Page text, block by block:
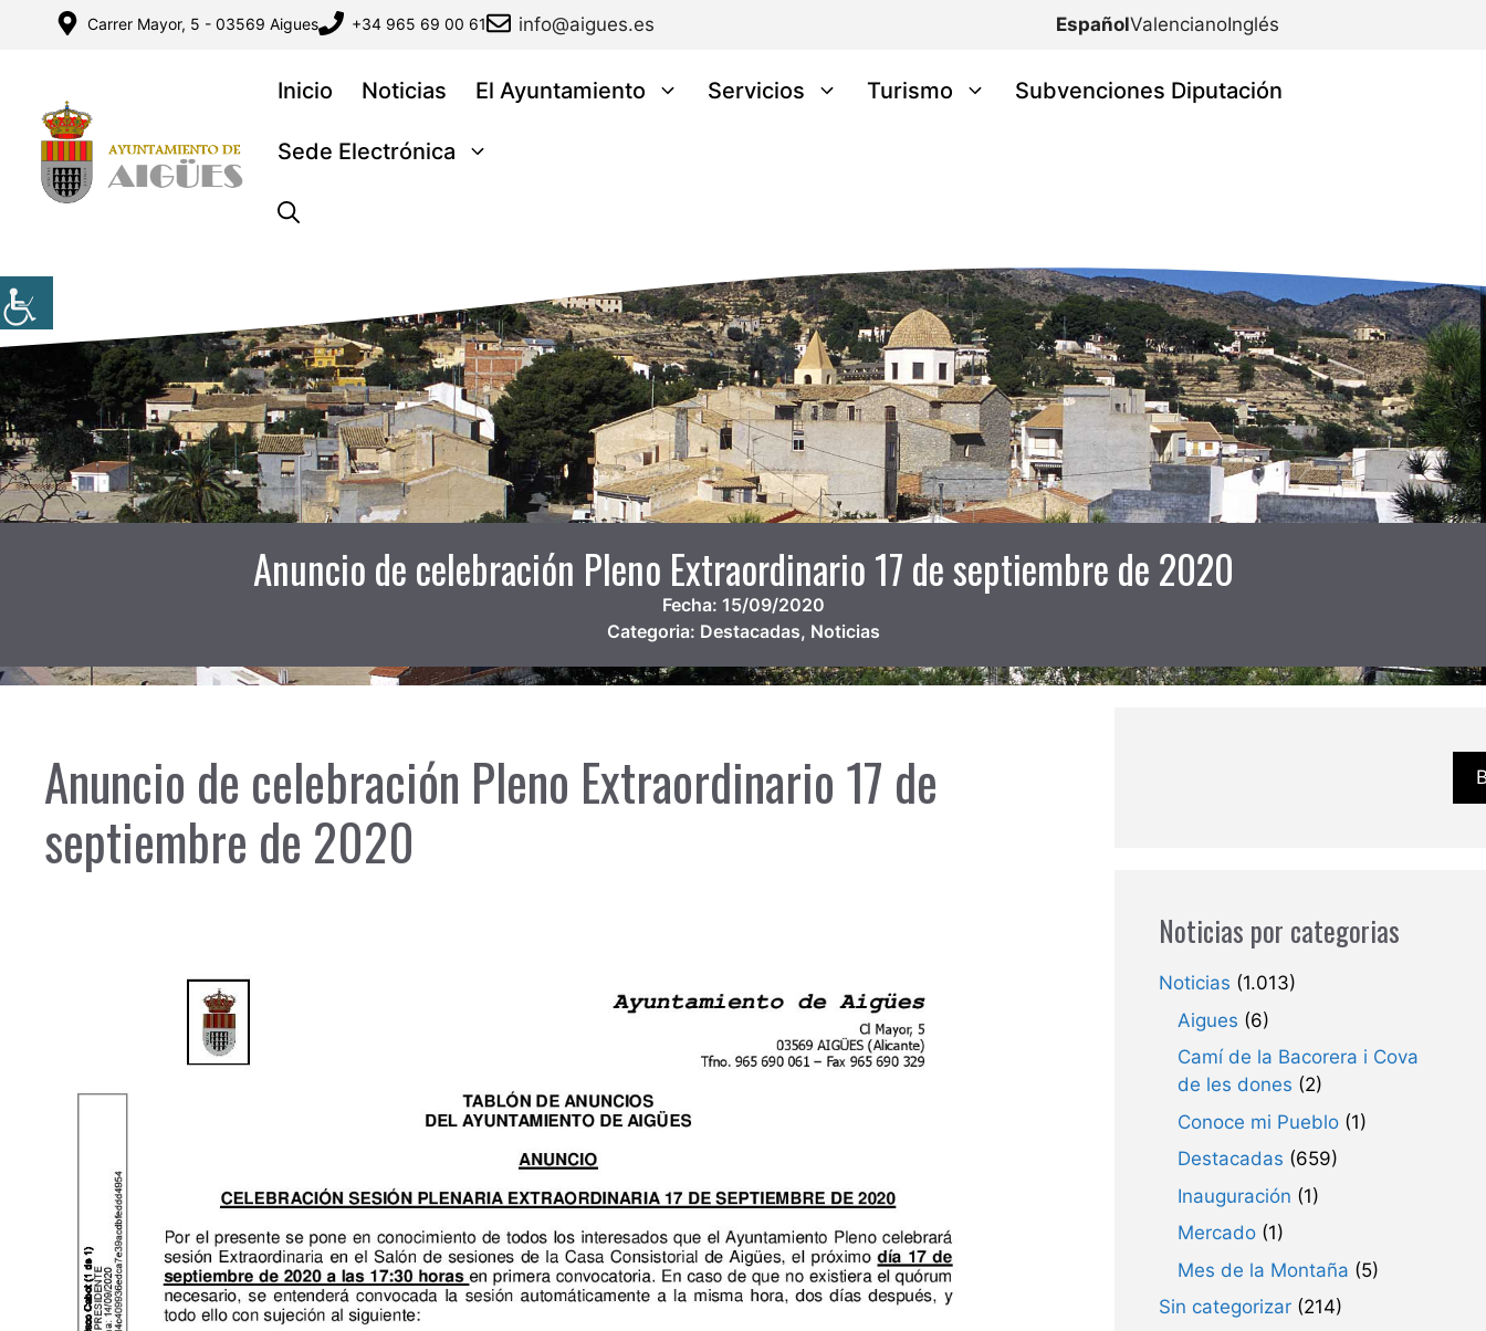
Carrer Mayor, 5 - 03569 Aigues +34 965 69 00 61 info@aigues.es EspañolValencianoInglés
Inicio Noticias El Ayuntamiento Servicios Turismo Subvenciones Diputación
Sede Electrónica
Anuncio de celebración Pleno Extraordinario 17 de septiembre de 2020
Fecha: 15/09/2020
Categoria: Destacadas, Noticias
Anuncio de celebración Pleno Extraordinario 17 de
septiembre de 2020
Noticias por categorias
Noticias (1.013)
Aigues (6)
Camí de la Bacorera i Cova
de les dones (2)
Conoce mi Pueblo (1)
Destacadas (659)
Inauguración (1)
Mercado (1)
Mes de la Montaña (5)
Sin categorizar (214)